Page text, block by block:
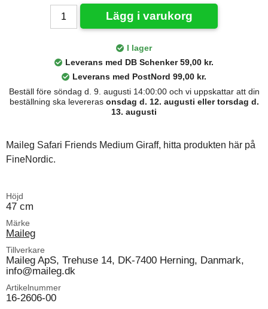
Lägg i varukorg
I lager
Leverans med DB Schenker 59,00 kr.
Leverans med PostNord 99,00 kr.
Beställ före söndag d. 9. augusti 14:00:00 och vi uppskattar att din
beställning ska levereras onsdag d. 12. augusti eller torsdag d.
13. augusti
Maileg Safari Friends Medium Giraff, hitta produkten här på
FineNordic.
Höjd
47 cm
Märke
Maileg
Tillverkare
Maileg ApS, Trehuse 14, DK-7400 Herning, Danmark,
info@maileg.dk
Artikelnummer
16-2606-00